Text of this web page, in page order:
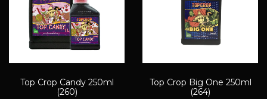
Top Crop Candy 250ml
(260)
Top Crop Big One 250ml
(264)